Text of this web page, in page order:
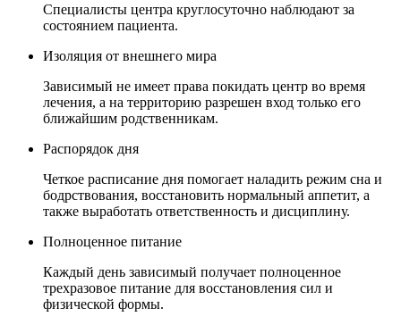
Специалисты центра круглосуточно наблюдают за
состоянием пациента.
Изоляция от внешнего мира
Зависимый не имеет права покидать центр во время
лечения, а на территорию разрешен вход только его
ближайшим родственникам.
Распорядок дня
Четкое расписание дня помогает наладить режим сна и
бодрствования, восстановить нормальный аппетит, а
также выработать ответственность и дисциплину.
Полноценное питание
Каждый день зависимый получает полноценное
трехразовое питание для восстановления сил и
физической формы.